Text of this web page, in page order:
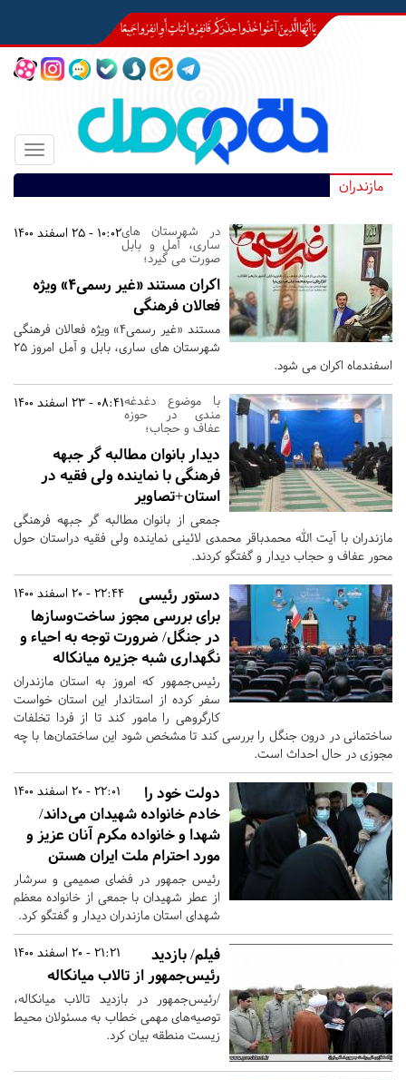
Toggle
مازندران
10:02 - 25 اسفند 1400در شهرستان های
ساری، آمل و بابل
صورت می گیرد؛
اکران مستند «غیر رسمی4» ویژه
فعالان فرهنگی
مستند «غیر رسمی4» ویژه فعالان فرهنگی
شهرستان های ساری، بابل و آمل امروز 25
اسفندماه اکران می شود.
08:41 - 23 اسفند 1400با موضوع دغدغه
مندی در حوزه
عفاف و حجاب؛
دیدار بانوان مطالبه گر جبهه
فرهنگی با نماینده ولی فقیه در
استان+تصاویر
جمعی از بانوان مطالبه گر جبهه فرهنگی
مازندران با آیت الله محمدباقر محمدی لائینی نماینده ولی فقیه دراستان حول
محور عفاف و حجاب دیدار و گفتگو کردند.
22:44 - 20 اسفند 1400
دستور رئیسی
برای بررسی مجوز ساخت‌وسازها
در جنگل‌/ ضرورت توجه به احیاء و
نگهداری شبه جزیره میانکاله
رئیس‌جمهور که امروز به استان مازندران
سفر کرده از استاندار این استان خواست
کارگروهی را مامور کند تا از فردا تخلفات
ساختمانی در درون جنگل را بررسی کند تا مشخص شود این ساختمان‌ها با چه
مجوزی در حال احداث است.
22:01 - 20 اسفند 1400
دولت خود را
خادم خانواده شهیدان می‌داند/
شهدا و خانواده مکرم آنان عزیز و
مورد احترام ملت ایران هستن
رئیس جمهور در فضای صمیمی و سرشار
از عطر شهیدان با جمعی از خانواده معظم
شهدای استان مازندران دیدار و گفتگو کرد.
21:21 - 20 اسفند 1400
فیلم/ بازدید
رئیس‌جمهور از تالاب میانکاله
/رئیس‌جمهور در بازدید تالاب میانکاله،
توصیه‌های مهمی خطاب به مسئولان محیط
زیست منطقه بیان کرد.